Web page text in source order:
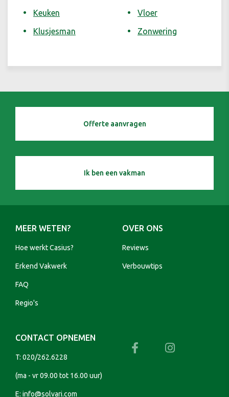
Keuken
Klusjesman
Vloer
Zonwering
Offerte aanvragen
Ik ben een vakman
MEER WETEN?
Hoe werkt Casius?
Erkend Vakwerk
FAQ
Regio's
OVER ONS
Reviews
Verbouwtips
CONTACT OPNEMEN
T: 020/262.6228
(ma - vr 09.00 tot 16.00 uur)
E: info@solvari.com